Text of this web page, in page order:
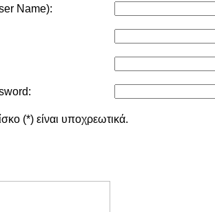
Νame):
(*) είναι υποχρεωτικά.